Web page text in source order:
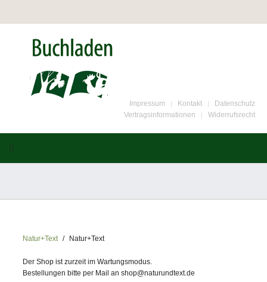
Impressum Kontakt
Datenschutz
Vertragsinformationen
Widerrufsrecht
Natur+Text Natur+Text
Der Shop ist zurzeit im Wartungsmodus.
Bestellungen bitte per Mail an shop@naturundtext.de